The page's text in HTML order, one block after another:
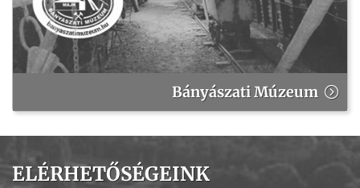
Bányászati Múzeum
ELÉRHETŐSÉGEINK